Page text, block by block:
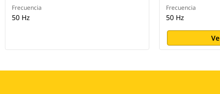
Frecuencia
50 Hz
Frecuencia
50 Hz